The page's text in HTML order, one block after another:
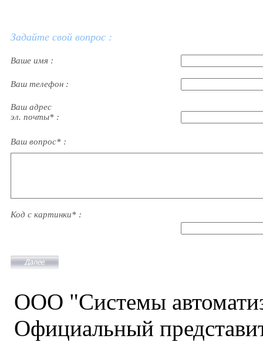
Задайте свой вопрос :
Ваше имя :
Ваш телефон :
Ваш адрес
эл. почты* :
Ваш вопрос* :
Код с картинки* :
ООО "Системы
Официальный